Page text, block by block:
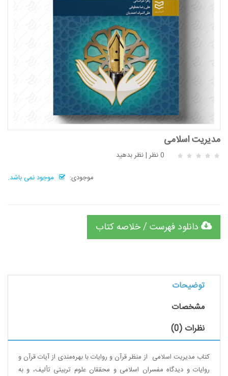
مدیریت اسلامی
0 نظر |نظر بدهید
موجودی:
موجود نمی باشد.
دانلود فهرست / خلاصه کتاب
توضیحات
مشخصات
نظرات (0)
کتاب مدیریت اسلامی از منظر قرآن و روایات با بهره‌مندی از آیات قرآن و
روایات و دیدگاه مفسران اسلامی و محققان علوم تربیتی تألیف، و به